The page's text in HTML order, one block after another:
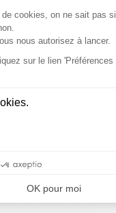
Puis quels sont les
d’absence sur TF1